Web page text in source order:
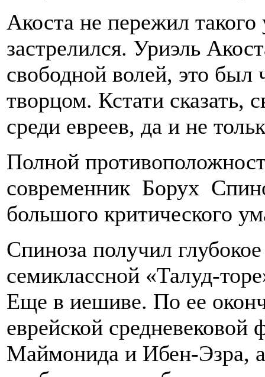
Акоста не пережил
застрелился. Уриэль
свободной волей, это был
творцом. Кстати сказать,
среди евреев, да и не
Полной
современник Борух
большого критического
Спиноза получил
семиклассной «Талуд-
Еще в иешиве. По ее
еврейской
Маймонида и Ибен-Эзра,